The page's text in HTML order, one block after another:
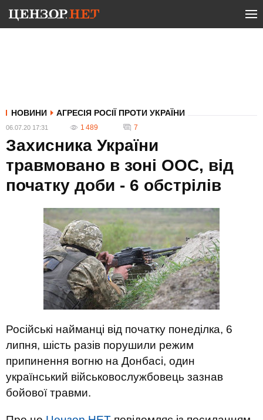
НОВИНИ АГРЕСІЯ РОСІЇ ПРОТИ УКРАЇНИ
06.07.20 17:31 1 489 7
Захисника України
травмовано в зоні ООС, від
початку доби - 6 обстрілів
Російські найманці від початку понеділка, 6
липня, шість разів порушили режим
припинення вогню на Донбасі, один
український військовослужбовець зазнав
бойової травми.